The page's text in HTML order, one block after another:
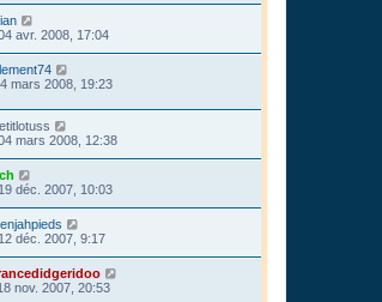
avr. 2008, 17:04
mars 2008, 19:23
mars 2008, 12:38
déc. 2007, 10:03
déc. 2007, 9:17
nov. 2007, 20:53